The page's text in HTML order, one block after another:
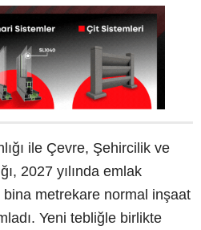
ile Çevre, Şehircilik ve
2027 yılında emlak
metrekare normal inşaat
Yeni tebliğle birlikte